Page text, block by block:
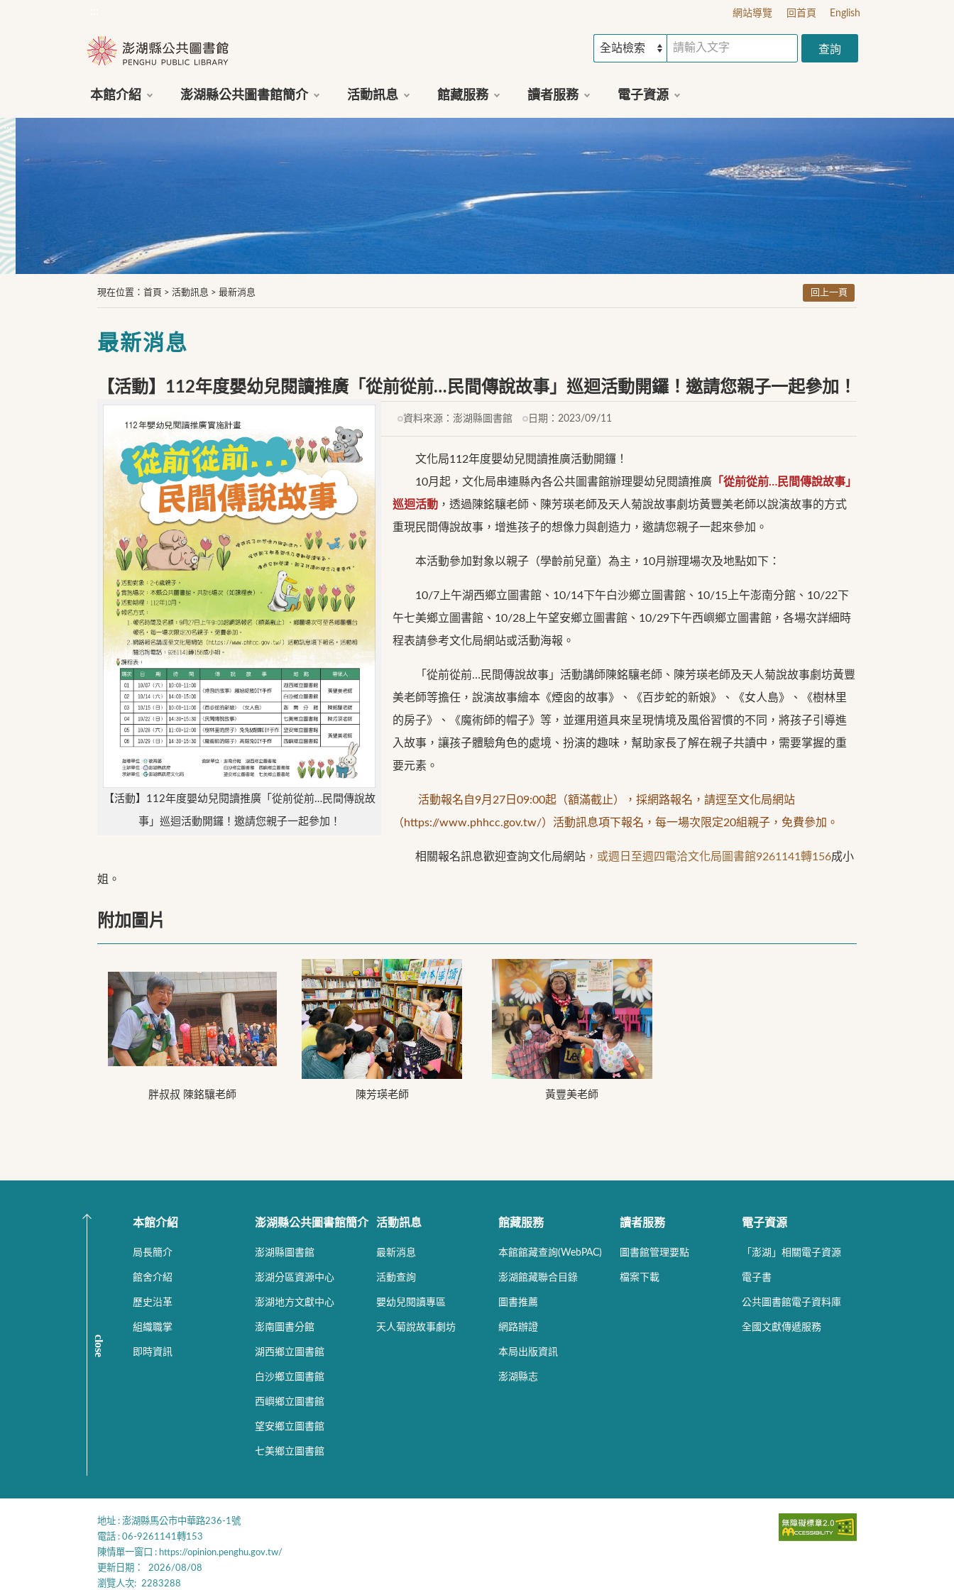
網站導覽 回首頁 English
本館介紹 澎湖縣公共圖書館簡介 活動訊息 館藏服務 讀者服務 電子資源
:::
現在位置 ： 首頁 > 活動訊息 > 最新消息 回上一頁
最新消息
【活動】112年度嬰幼兒閱讀推廣「從前從前…民間傳說故事」巡迴活動開鑼！邀請您親子一起參加！
【活動】112年度嬰幼兒閱讀推廣「從前從前…民間傳說故
事」巡迴活動開鑼！邀請您親子一起參加！
資料來源： 澎湖縣圖書館 日期： 2023/09/11
文化局112年度嬰幼兒閱讀推廣活動開鑼！
10月起，文化局串連縣內各公共圖書館辦理嬰幼兒閱讀推廣 「從前從前…民間傳說故事」
巡迴活動 ，透過陳銘驤老師、陳芳瑛老師及天人菊說故事劇坊黃豐美老師以說演故事的方式
重現民間傳說故事，增進孩子的想像力與創造力，邀請您親子一起來參加。
本活動參加對象以親子（學齡前兒童）為主，10月辦理場次及地點如下：
10/7上午湖西鄉立圖書館、10/14下午白沙鄉立圖書館、10/15上午澎南分館、10/22下
午七美鄉立圖書館、10/28上午望安鄉立圖書館、10/29下午西嶼鄉立圖書館，各場次詳細時
程表請參考文化局網站或活動海報。
「從前從前…民間傳說故事」活動講師陳銘驤老師、陳芳瑛老師及天人菊說故事劇坊黃豐
美老師等擔任，說演故事繪本《煙囪的故事》、《百步蛇的新娘》、《女人島》、《樹林里
的房子》、《魔術師的帽子》等，並運用道具來呈現情境及風俗習慣的不同，將孩子引導進
入故事，讓孩子體驗角色的處境、扮演的趣味，幫助家長了解在親子共讀中，需要掌握的重
要元素。
活動報名自9月27日09:00起（額滿截止），採網路報名，請逕至文化局網站
（https://www.phhcc.gov.tw/）活動訊息項下報名，每一場次限定20組親子，免費參加。
相關報名訊息歡迎查詢文化局網站 ，或週日至週四電洽文化局圖書館9261141轉156成小
姐。
附加圖片
胖叔叔 陳銘驤老師 陳芳瑛老師 黃豐美老師
close
本館介紹
局長簡介
館舍介紹
歷史沿革
組織職掌
即時資訊
澎湖縣公共圖書館簡介
澎湖縣圖書館
澎湖分區資源中心
澎湖地方文獻中心
澎南圖書分館
湖西鄉立圖書館
白沙鄉立圖書館
西嶼鄉立圖書館
望安鄉立圖書館
七美鄉立圖書館
活動訊息
最新消息
活動查詢
嬰幼兒閱讀專區
天人菊說故事劇坊
館藏服務
本館館藏查詢(WebPAC)
澎湖館藏聯合目錄
圖書推薦
網路辦證
本局出版資訊
澎湖縣志
讀者服務
圖書館管理要點
檔案下載
電子資源
「澎湖」相關電子資源
電子書
公共圖書館電子資料庫
全國文獻傳遞服務
地址 : 澎湖縣馬公市中華路236-1號
電話 : 06-9261141轉153
陳情單一窗口 : https://opinion.penghu.gov.tw/
更新日期：
2026/08/08
瀏覽人次: 2283288